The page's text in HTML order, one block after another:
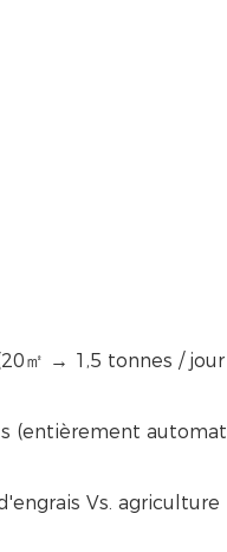
→ 1,5 tonnes / jour
Vs. agriculture